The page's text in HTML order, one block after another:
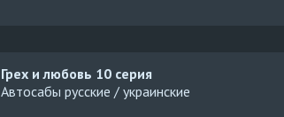
Грех и любовь 10 серия
Автосабы русские / украинские